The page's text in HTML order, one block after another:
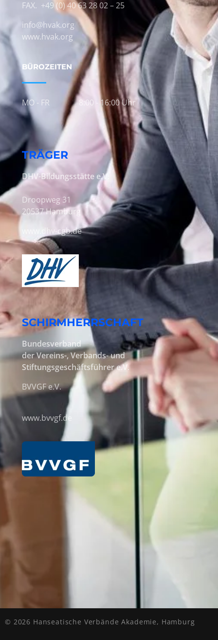
FAX. +49 (0) 40 63 28 02 – 25
info@hvak.org
www.hvak.org
BÜROZEITEN
MO - FR 8:00 - 16:00 Uhr
TRÄGER
DHV-Bildungsstätte e.V.
Droopweg 31
20537 Hamburg
www.dhv-cgb.de
SCHIRMHERRSCHAFT
Bundesverband
der Vereins-, Verbands- und
Stiftungsgeschäftsführer e.V.
BVVGF e.V.
www.bvvgf.de
© 2026 Hanseatische Verbände Akademie, Hamburg